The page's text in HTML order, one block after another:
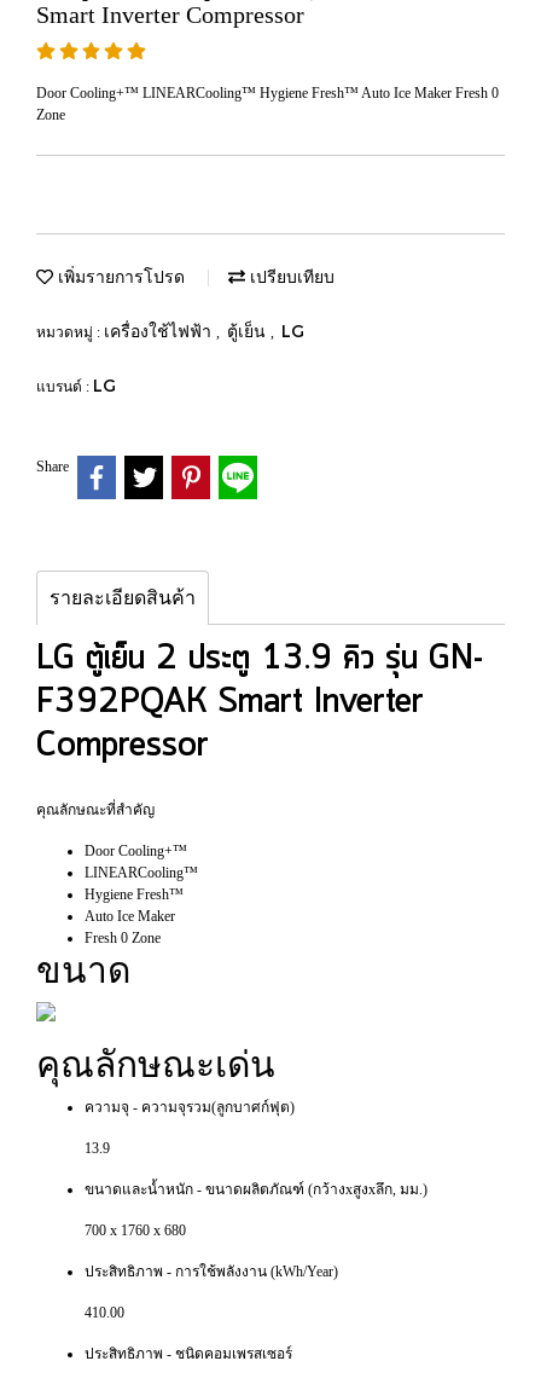
Smart Inverter Compressor
Door Cooling+™ LINEARCooling™ Hygiene Fresh™ Auto Ice Maker Fresh 0
Zone
เพิ่มรายการโปรด เปรียบเทียบ
หมวดหมู่ : เครื่องใช้ไฟฟ้า , ตู้เย็น , LG
แบรนด์ : LG
Share
รายละเอียดสินค้า
LG ตู้เย็น 2 ประตู 13.9 คิว รุ่น GN-
F392PQAK Smart Inverter
Compressor
คุณลักษณะที่สำคัญ
Door Cooling+™
LINEARCooling™
Hygiene Fresh™
Auto Ice Maker
Fresh 0 Zone
ขนาด
คุณลักษณะเด่น
ความจุ - ความจุรวม(ลูกบาศก์ฟุต)
13.9
ขนาดและน้ำหนัก - ขนาดผลิตภัณฑ์ (กว้างxสูงxลึก, มม.)
700 x 1760 x 680
ประสิทธิภาพ - การใช้พลังงาน (kWh/Year)
410.00
ประสิทธิภาพ - ชนิดคอมเพรสเซอร์